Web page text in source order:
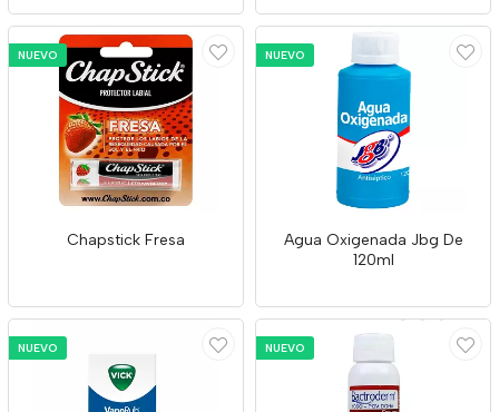
NUEVO
Chapstick Fresa
NUEVO
Agua Oxigenada Jbg De
120ml
NUEVO NUEVO